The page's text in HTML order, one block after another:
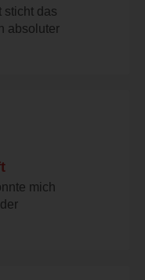
sticht das
absoluter
mich